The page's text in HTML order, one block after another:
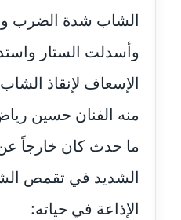
مدونة عبير
عاملة
عاملة
مدونة عبير
عاملة
مدونة عزة الأمير
الشاب شدة الضرب
وأسدلت الستار
الإسعاف لإنقاذ
منه الفنان حسين
ما حدث كان خارجاً عن
الشديد في تقمص
الإذاعة في حياته: